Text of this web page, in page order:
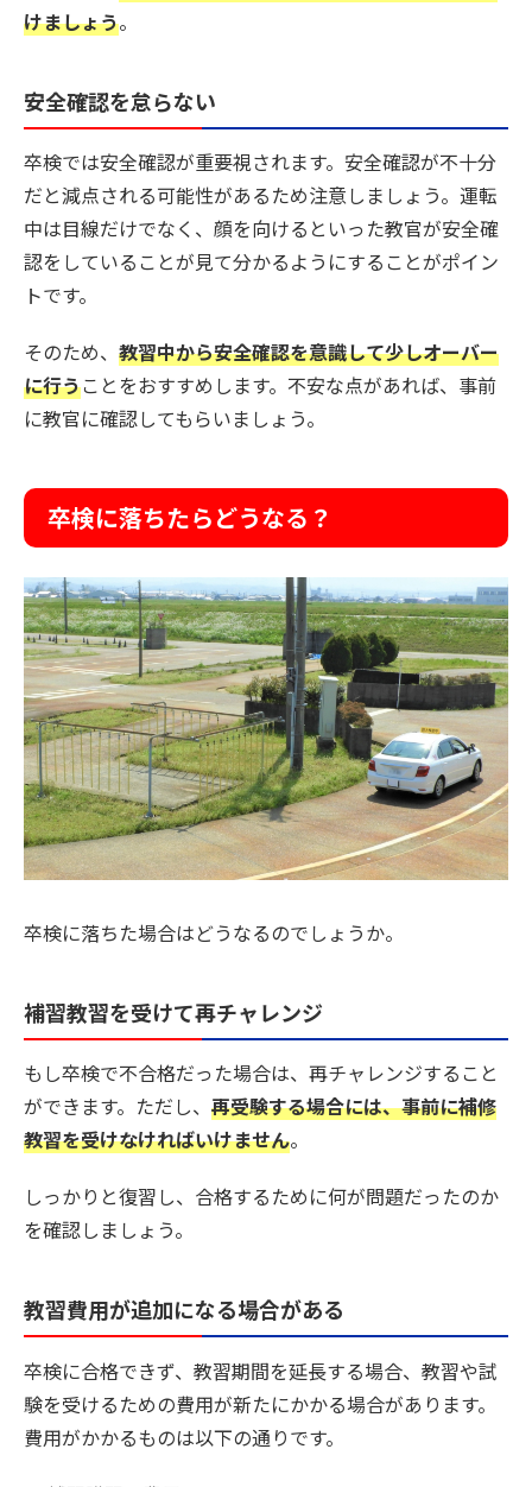
けましょう。
安全確認を怠らない
卒検では安全確認が重要視されます。安全確認が不十分
だと減点される可能性があるため注意しましょう。運転
中は目線だけでなく、顔を向けるといった教官が安全確
認をしていることが見て分かるようにすることがポイン
トです。
そのため、 教習中から安全確認を意識して少しオーバー
に行うことをおすすめします。不安な点があれば、事前
に教官に確認してもらいましょう。
卒検に落ちたらどうなる？
卒検に落ちた場合はどうなるのでしょうか。
補習教習を受けて再チャレンジ
もし卒検で不合格だった場合は、再チャレンジすること
ができます。ただし、 再受験する場合には、事前に補修
教習を受けなければいけません。
しっかりと復習し、合格するために何が問題だったのか
を確認しましょう。
教習費用が追加になる場合がある
卒検に合格できず、教習期間を延長する場合、教習や試
験を受けるための費用が新たにかかる場合があります。
費用がかかるものは以下の通りです。